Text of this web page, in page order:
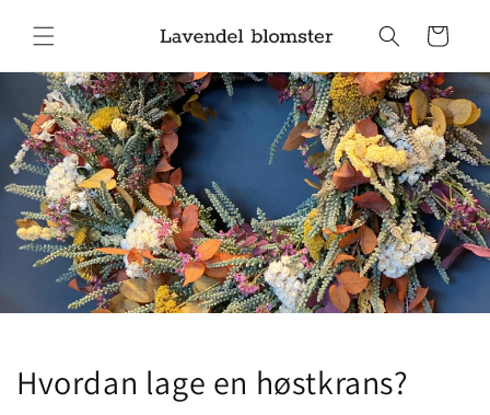
til
innholdet
Handlekurv
Hvordan lage en høstkrans?